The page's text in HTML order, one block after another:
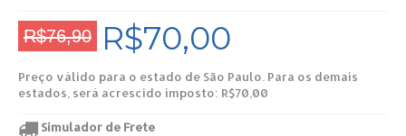
R$76,90 R$70,00
Preço válido para o estado de São Paulo. Para os demais
estados, será acrescido imposto: R$70,00
Simulador de Frete